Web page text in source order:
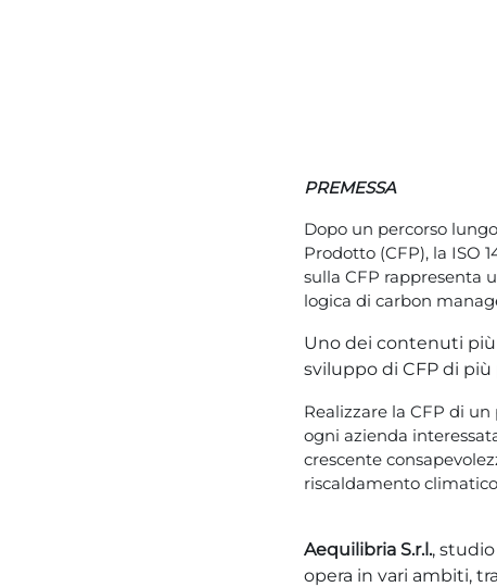
PREMESSA
Dopo un percorso
Prodotto (CFP), la ISO
sulla CFP rappresenta
logica di carbon
Uno dei contenuti più
sviluppo di CFP di più
Realizzare la CFP di
ogni azienda
crescente
riscaldamento
Aequilibria S.r.l.,
opera in vari ambiti,